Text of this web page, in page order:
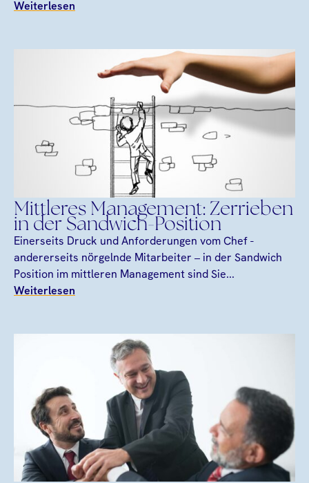
Weiterlesen
Mittleres Management: Zerrieben
in der Sandwich-Position
Einerseits Druck und Anforderungen vom Chef -
andererseits nörgelnde Mitarbeiter – in der Sandwich
Position im mittleren Management sind Sie...
Weiterlesen